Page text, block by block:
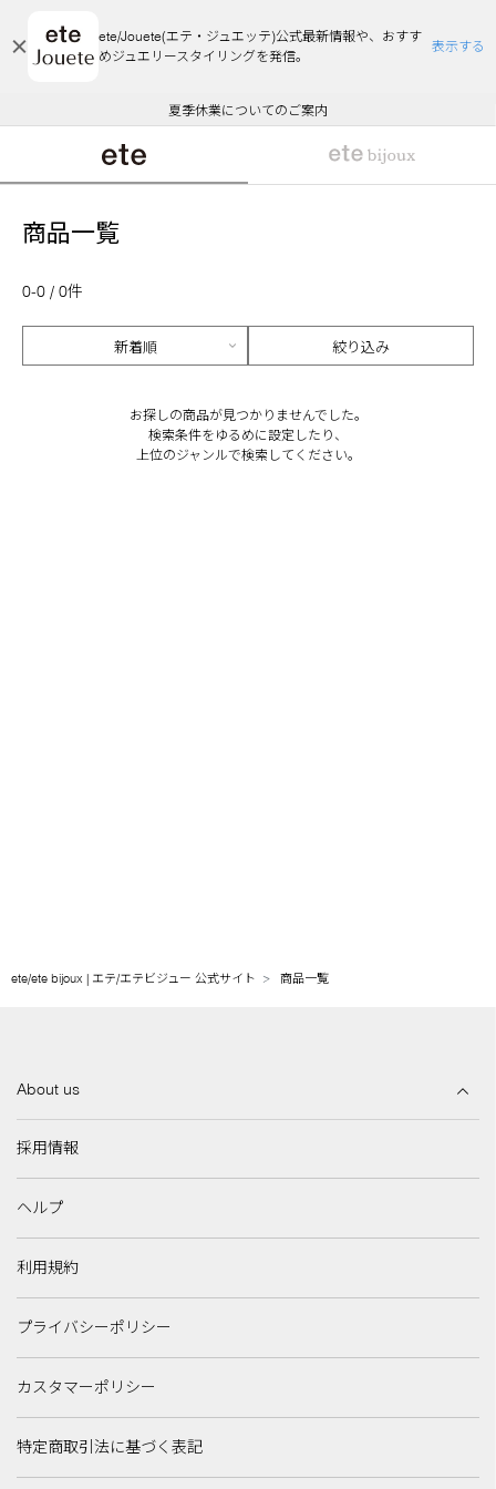
ete/Jouete(エテ・ジュエッテ)公式最新情報や、おすす
めジュエリースタイリングを発信。
表示する
エコラッピング及びエコポイント付与のご案内
ご注文いただいたお品物のお届け状況について
夏季休業についてのご案内
WEB Limited Items >>
採用のご案内
悪質な偽サイトにご注意ください
エコラッピング及びエコポイント付与のご案内
ご注文いただいたお品物のお届け状況について
商品一覧
0-0 / 0件
絞り込み
お探しの商品が見つかりませんでした。
検索条件をゆるめに設定したり、
上位のジャンルで検索してください。
ete/ete bijoux | エテ/エテビジュー 公式サイト 商品一覧
About us
採用情報
ヘルプ
利用規約
プライバシーポリシー
カスタマーポリシー
特定商取引法に基づく表記